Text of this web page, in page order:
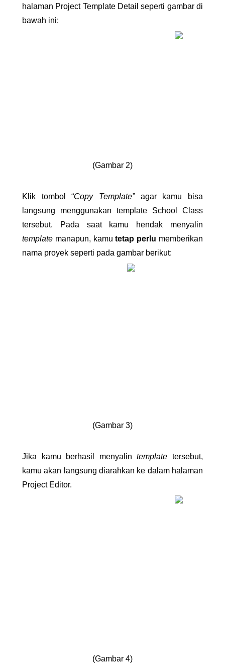
halaman Project Template Detail seperti gambar di
bawah ini:
(Gambar 2)
Klik tombol “Copy Template” agar kamu bisa
langsung menggunakan template School Class
template manapun, kamu tetap perlu memberikan
nama proyek seperti pada gambar berikut:
(Gambar 3)
Jika kamu berhasil menyalin template tersebut,
kamu akan langsung diarahkan ke dalam halaman
Project Editor.
(Gambar 4)